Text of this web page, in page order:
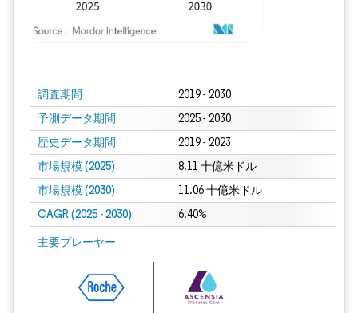
調査期間 2019 - 2030
予測データ期間 2025 - 2030
歴史データ期間 2019 - 2023
市場規模 (2025) 8.11 十億米ドル
市場規模 (2030) 11.06 十億米ドル
CAGR (2025 - 2030) 6.40%
主要プレーヤー